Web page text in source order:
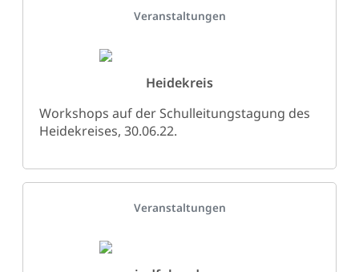
Veranstaltungen
Heidekreis
Workshops auf der Schulleitungstagung des
Heidekreises, 30.06.22.
Veranstaltungen